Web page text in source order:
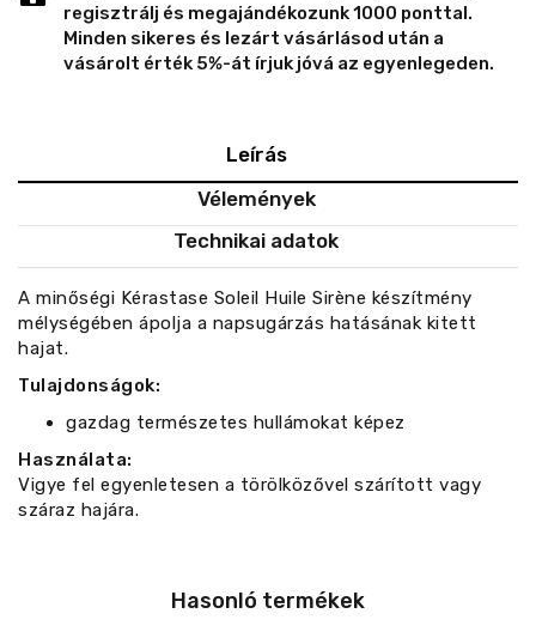
regisztrálj és megajándékozunk 1000 ponttal.
Minden sikeres és lezárt vásárlásod után a
vásárolt érték 5%-át írjuk jóvá az egyenlegeden.
Leírás
Vélemények
Technikai adatok
A minőségi Kérastase Soleil Huile Sirène készítmény
mélységében ápolja a napsugárzás hatásának kitett
hajat.
Tulajdonságok:
gazdag természetes hullámokat képez
Használata:
Vigye fel egyenletesen a törölközővel szárított vagy
száraz hajára.
Hasonló termékek